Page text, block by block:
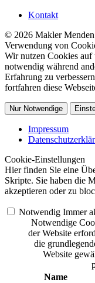
Kontakt
© 2026 Makler Menden
Verwendung von
Wir nutzen Cookies auf
notwendig während
Erfahrung zu
fortfahren diese
Nur Notwendige
Impressum
Cookie-Einstellungen
Hier finden Sie eine
Skripte. Sie haben die
akzeptieren oder zu
Notwendig Immer
Notwendige
der Website
die
Website
Name